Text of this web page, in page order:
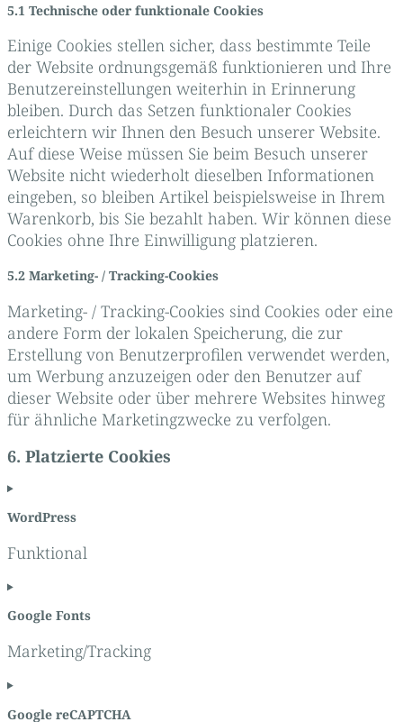
5.1 Technische oder funktionale Cookies
Einige Cookies stellen sicher, dass bestimmte Teile
der Website ordnungsgemäß funktionieren und Ihre
Benutzereinstellungen weiterhin in Erinnerung
bleiben. Durch das Setzen funktionaler Cookies
erleichtern wir Ihnen den Besuch unserer Website.
Auf diese Weise müssen Sie beim Besuch unserer
Website nicht wiederholt dieselben Informationen
eingeben, so bleiben Artikel beispielsweise in Ihrem
Warenkorb, bis Sie bezahlt haben. Wir können diese
Cookies ohne Ihre Einwilligung platzieren.
5.2 Marketing- / Tracking-Cookies
Marketing- / Tracking-Cookies sind Cookies oder eine
andere Form der lokalen Speicherung, die zur
Erstellung von Benutzerprofilen verwendet werden,
um Werbung anzuzeigen oder den Benutzer auf
dieser Website oder über mehrere Websites hinweg
für ähnliche Marketingzwecke zu verfolgen.
6. Platzierte Cookies
WordPress
Funktional
Consent
service
Google Fonts
Marketing/Tracking
Consent
service
Google reCAPTCHA